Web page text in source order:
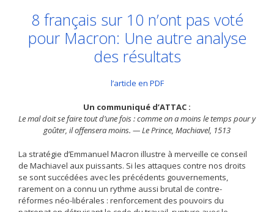
8 français sur 10 n’ont pas voté
pour Macron: Une autre analyse
des résultats
l’article en PDF
Un communiqué d’ATTAC :
Le mal doit se faire tout d’une fois : comme on a moins le temps pour y
goûter, il offensera moins. — Le Prince, Machiavel, 1513
La stratégie d’Emmanuel Macron illustre à merveille ce conseil
de Machiavel aux puissants. Si les attaques contre nos droits
se sont succédées avec les précédents gouvernements,
rarement on a connu un rythme aussi brutal de contre-
réformes néo-libérales : renforcement des pouvoirs du